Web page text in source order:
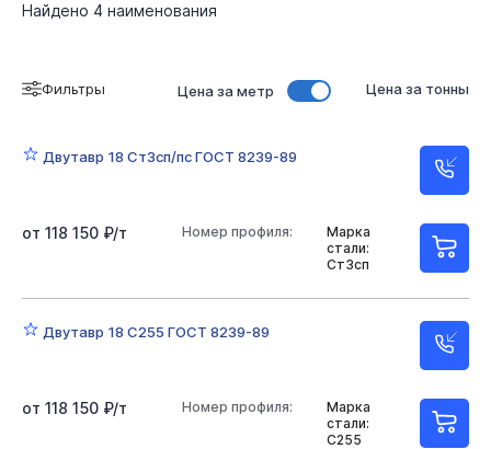
Найдено 4 наименования
Фильтры Цена за метр Цена за тонны
Двутавр 18 Ст3сп/пс ГОСТ 8239-89
Марка
стали:
Ст3сп
Номер профиля:
от 118 150 ₽/т
Двутавр 18 С255 ГОСТ 8239-89
Марка
стали:
С255
Номер профиля:
от 118 150 ₽/т